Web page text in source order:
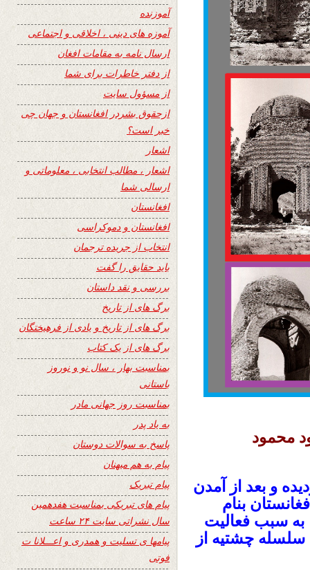
محمود
و بعد از آمدن
بنام
سبب‌ فعالیت‌
سلسله چشتیه‌ از
آموزنده
آموزه های دینی ، اخلاقی و اجتماعی
ارسال نامه به مقامات افغان
از دفتر خاطرات برای شما
از مسؤول سایت
ازحقوق بشردر افغانستان و جهان چی
خبر است؟
اشعار
اشعار ، مطالب انتخابی ، معلوماتی و
ارسالی شما
افغانستان
افغانستان و دموکراسی
انتخاب از جریده ترجمان
باید حقایق را گفت
بررسی و نقد داستان
برگ های از تاریخ
برگ های از تاریخ و یادی از فرهیختگان
برگ های از یک کتاب
بمناسبت بهار ، سال نو و نوروز
باستانی
بمناسبت روز جهانی مادر
به یاد پدر
پاسخ به سوالات دوستان
پیام به هم میهنان
پیام تبریک
پیام های تبریکی بمناسبت هفدهمین
سال نشراتی سایت ۲۴ ساعت
پیامها ی تسلیت و همدری و اعـــلانا ت
فوتی